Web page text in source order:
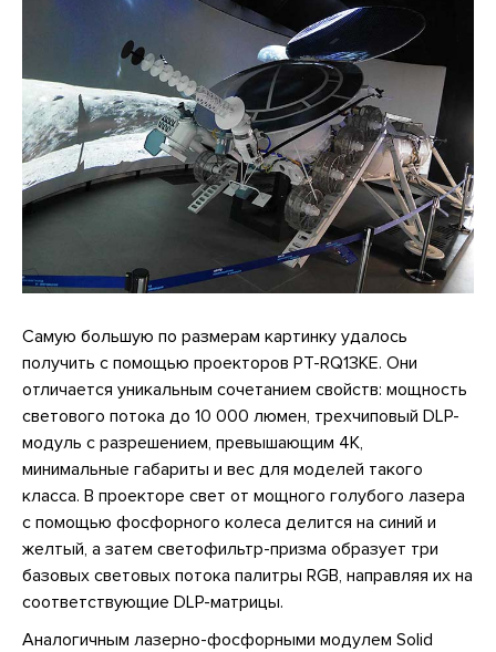
Самую большую по размерам картинку удалось
получить с помощью проекторов PT-RQ13KE. Они
отличается уникальным сочетанием свойств: мощность
светового потока до 10 000 люмен, трехчиповый DLP-
модуль с разрешением, превышающим 4K,
минимальные габариты и вес для моделей такого
класса. В проекторе свет от мощного голубого лазера
с помощью фосфорного колеса делится на синий и
желтый, а затем светофильтр-призма образует три
базовых световых потока палитры RGB, направляя их на
соответствующие DLP-матрицы.
Аналогичным лазерно-фосфорными модулем Solid